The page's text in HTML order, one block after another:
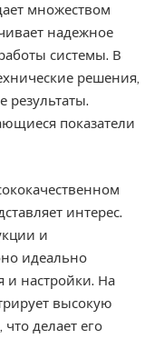
множеством
надежное
системы. В
решения,
результаты.
показатели
интерес.
и
идеально
и настройки. На
высокую
делает его